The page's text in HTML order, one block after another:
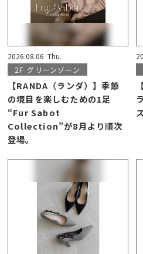
2026.08.06 Thu.
2F グリーンゾーン
【RANDA（ランダ）】季節
の境目を楽しむための1足
“Fur Sabot
Collection”が8月より順次
登場。
ス